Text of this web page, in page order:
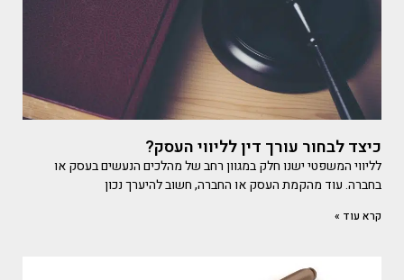
כיצד לבחור עורך דין לליווי העסק?
לליווי המשפטי ישנו חלק במגוון רחב של מהלכים הנעשים בעסק או
בחברה. עוד מהקמת העסק או החברה, חשוב להיערך נכון
קרא עוד »